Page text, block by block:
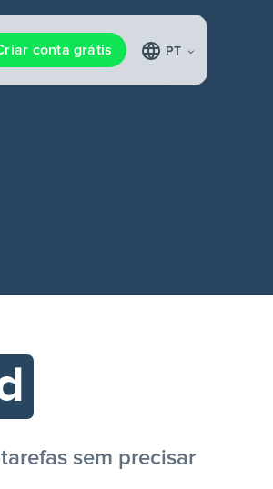
conta grátis PT
sem precisar